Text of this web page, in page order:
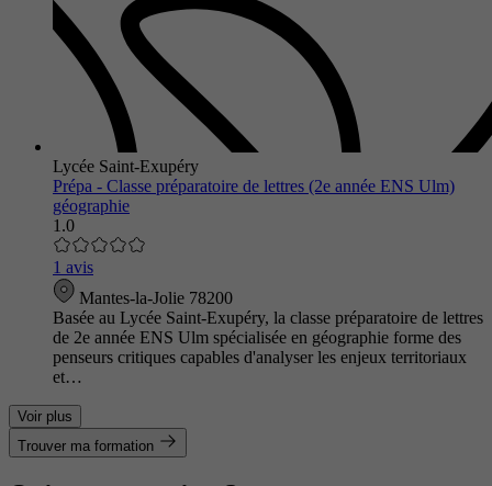
Lycée Saint-Exupéry
Prépa - Classe préparatoire de lettres (2e année ENS Ulm)
géographie
1.0
1 avis
Mantes-la-Jolie 78200
Basée au Lycée Saint-Exupéry, la classe préparatoire de lettres
de 2e année ENS Ulm spécialisée en géographie forme des
penseurs critiques capables d'analyser les enjeux territoriaux
et…
Voir plus
Trouver ma formation